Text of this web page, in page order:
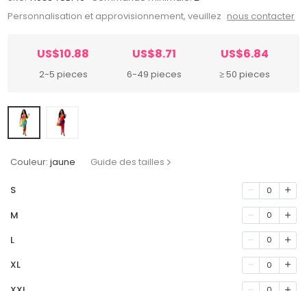
Personnalisation et approvisionnement, veuillez nous contacter
US$10.88
2-5 pieces
US$8.71
6-49 pieces
US$6.84
≥ 50 pieces
Couleur: jaune Guide des tailles
S 0
M 0
L 0
XL 0